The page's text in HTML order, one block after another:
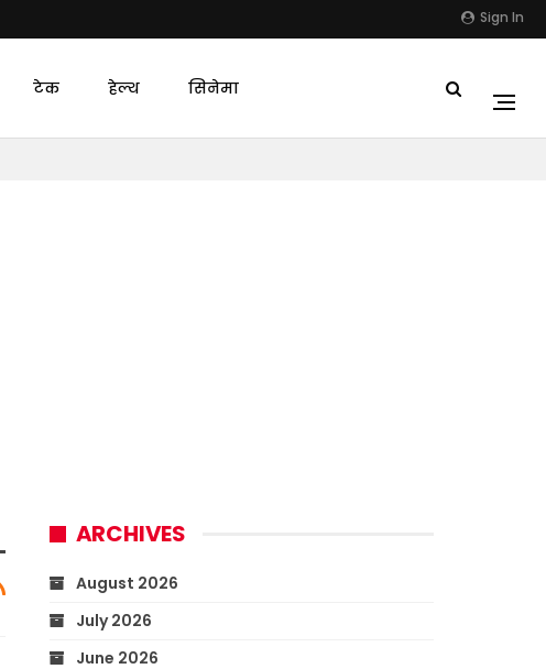
Sign In
टेक हेल्थ सिनेमा
ARCHIVES
August 2026
July 2026
June 2026